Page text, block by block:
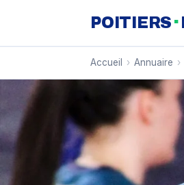
POITIERS ·
Accueil › Annuaire ›